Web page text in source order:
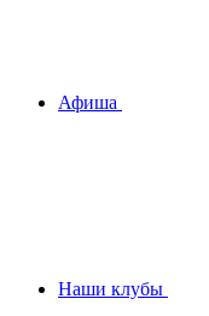
Афиша
Наши клубы